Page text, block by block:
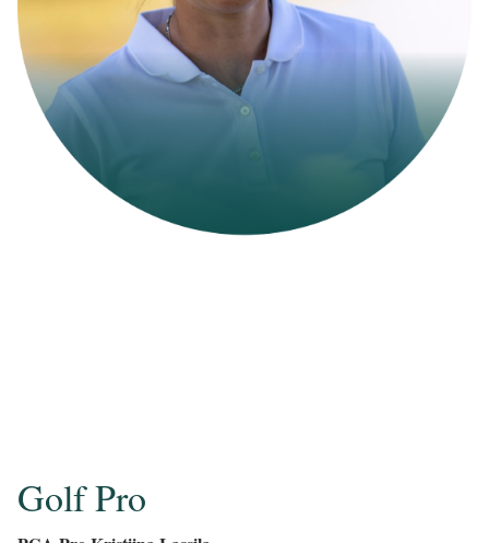
Golf Pro